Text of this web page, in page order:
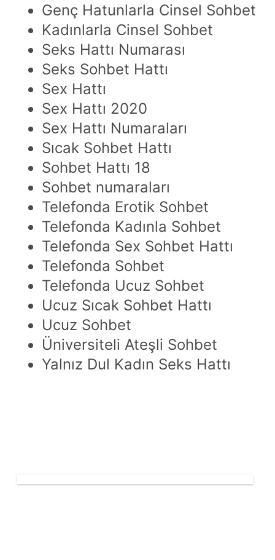
Genç Hatunlarla Cinsel Sohbet
Kadınlarla Cinsel Sohbet
Seks Hattı Numarası
Seks Sohbet Hattı
Sex Hattı
Sex Hattı 2020
Sex Hattı Numaraları
Sıcak Sohbet Hattı
Sohbet Hattı 18
Sohbet numaraları
Telefonda Erotik Sohbet
Telefonda Kadınla Sohbet
Telefonda Sex Sohbet Hattı
Telefonda Sohbet
Telefonda Ucuz Sohbet
Ucuz Sıcak Sohbet Hattı
Ucuz Sohbet
Üniversiteli Ateşli Sohbet
Yalnız Dul Kadın Seks Hattı